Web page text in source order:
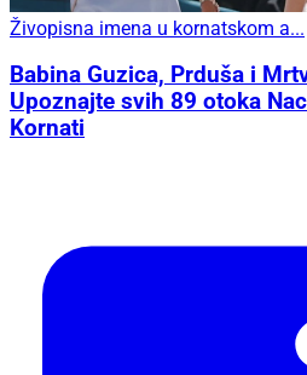
Živopisna imena u kornatskom a...
Babina Guzica, Prduša i
Upoznajte svih 89 otoka
Kornati